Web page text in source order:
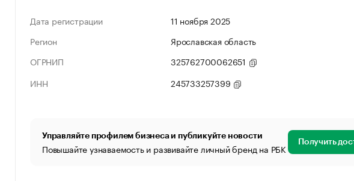
Дата регистрации
11 ноября 2025
Регион
Ярославская область
ОГРНИП
325762700062651
ИНН
245733257399
Управляйте профилем бизнеса и публикуйте новости
Повышайте узнаваемость и развивайте личный бренд на РБК Получить